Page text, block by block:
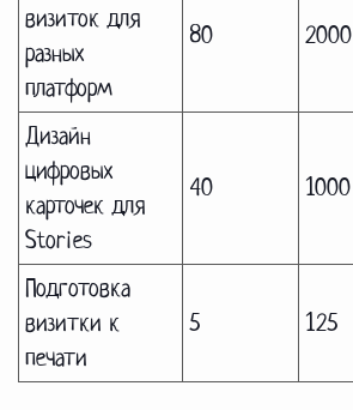
визиток для
разных
платформ
80 2000
Дизайн
цифровых
карточек для
Stories
40 1000
Подготовка
визитки к
печати
5 125